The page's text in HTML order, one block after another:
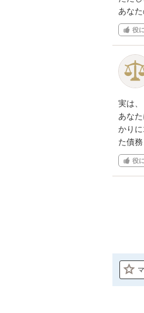
あな
役
実は、
あな
かり
た債
役